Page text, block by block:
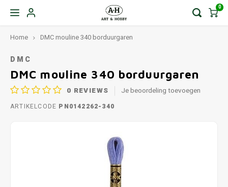
0
Home DMC mouline 340 borduurgaren
DMC
DMC mouline 340 borduurgaren
0 REVIEWS Je beoordeling toevoegen
ARTIKELCODE PN0142262-340